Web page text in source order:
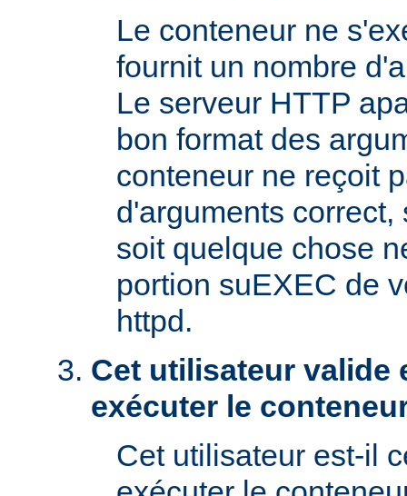
Le conteneur ne
fournit un nombre
Le serveur HTTP
bon format des
conteneur ne reçoit
d'arguments
soit quelque chose
portion suEXEC de
httpd.
Cet utilisateur valide
exécuter le
Cet utilisateur est-il